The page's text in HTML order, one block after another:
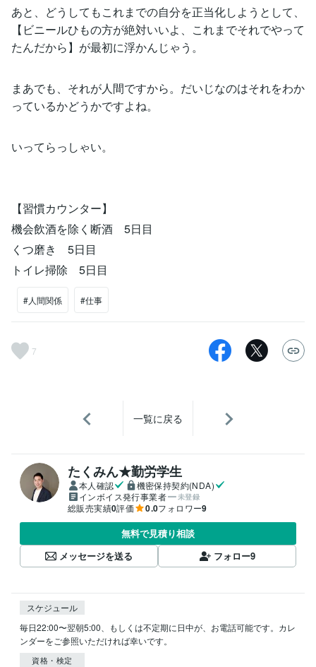
あと、どうしてもこれまでの自分を正当化しようとして、
【ビニールひもの方が絶対いいよ、これまでそれでやって
たんだから】が最初に浮かんじゃう。
まあでも、それが人間ですから。だいじなのはそれをわか
っているかどうかですよね。
いってらっしゃい。
【習慣カウンター】
機会飲酒を除く断酒 5日目
くつ磨き 5日目
トイレ掃除 5日目
#人間関係 #仕事
7
一覧に戻る
たくみん★勤労学生
本人確認
機密保持契約(NDA)
インボイス発行事業者
未登録
総販売実績0評価 0.0フォロワー9
無料で見積り相談
メッセージを送る
フォロー9
スケジュール
毎日22:00〜翌朝5:00、もしくは不定期に日中が、お電話可能です。カレ
ンダーをご参照いただければ幸いです。
資格・検定